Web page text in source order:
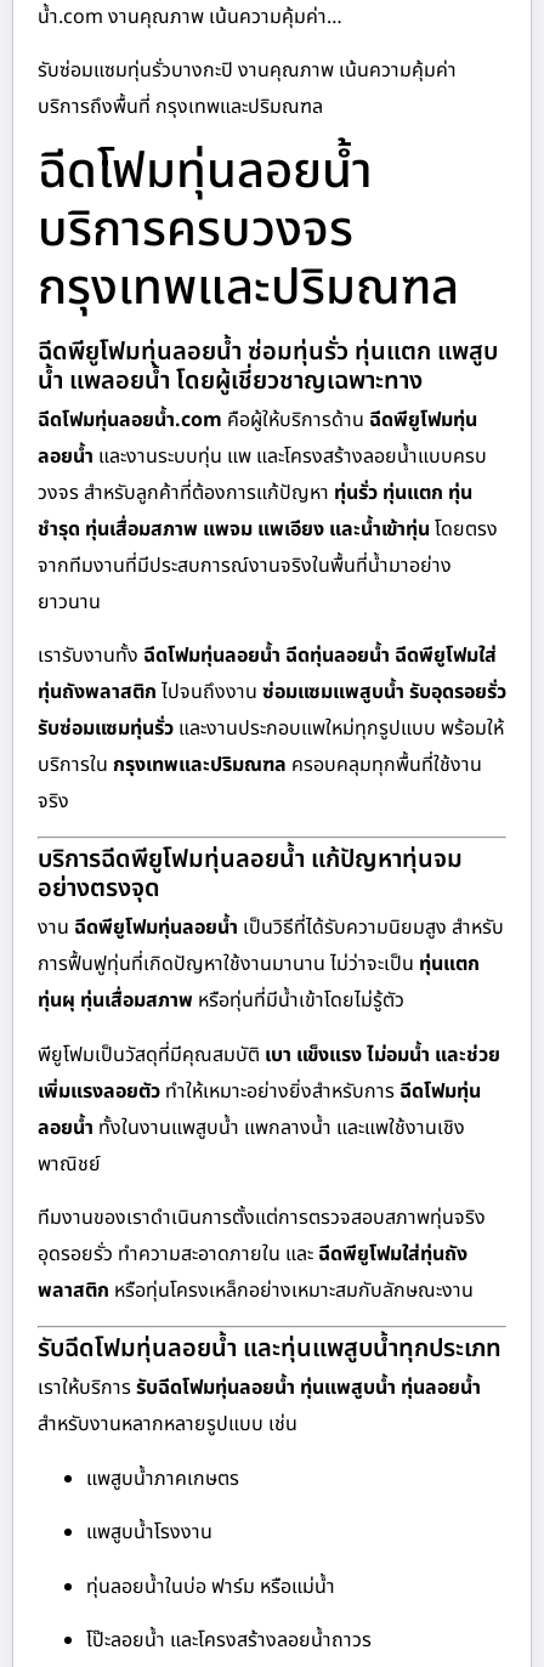
น้ำ.com งานคุณภาพ เน้นความคุ้มค่า…
รับซ่อมแซมทุ่นรั่วบางกะปิ งานคุณภาพ เน้นความคุ้มค่า
บริการถึงพื้นที่ กรุงเทพและปริมณฑล
ฉีดโฟมทุ่นลอยน้ำ
บริการครบวงจร
กรุงเทพและปริมณฑล
ฉีดพียูโฟมทุ่นลอยน้ำ ซ่อมทุ่นรั่ว ทุ่นแตก แพสูบ
น้ำ แพลอยน้ำ โดยผู้เชี่ยวชาญเฉพาะทาง
ฉีดโฟมทุ่นลอยน้ำ.com คือผู้ให้บริการด้าน ฉีดพียูโฟมทุ่น
ลอยน้ำ และงานระบบทุ่น แพ และโครงสร้างลอยน้ำแบบครบ
วงจร สำหรับลูกค้าที่ต้องการแก้ปัญหา ทุ่นรั่ว ทุ่นแตก ทุ่น
ชำรุด ทุ่นเสื่อมสภาพ แพจม แพเอียง และน้ำเข้าทุ่น โดยตรง
จากทีมงานที่มีประสบการณ์งานจริงในพื้นที่น้ำมาอย่าง
ยาวนาน
เรารับงานทั้ง ฉีดโฟมทุ่นลอยน้ำ ฉีดทุ่นลอยน้ำ ฉีดพียูโฟมใส่
ทุ่นถังพลาสติก ไปจนถึงงาน ซ่อมแซมแพสูบน้ำ รับอุดรอยรั่ว
รับซ่อมแซมทุ่นรั่ว และงานประกอบแพใหม่ทุกรูปแบบ พร้อมให้
บริการใน กรุงเทพและปริมณฑล ครอบคลุมทุกพื้นที่ใช้งาน
จริง
บริการฉีดพียูโฟมทุ่นลอยน้ำ แก้ปัญหาทุ่นจม
อย่างตรงจุด
งาน ฉีดพียูโฟมทุ่นลอยน้ำ เป็นวิธีที่ได้รับความนิยมสูง สำหรับ
การฟื้นฟูทุ่นที่เกิดปัญหาใช้งานมานาน ไม่ว่าจะเป็น ทุ่นแตก
ทุ่นผุ ทุ่นเสื่อมสภาพ หรือทุ่นที่มีน้ำเข้าโดยไม่รู้ตัว
พียูโฟมเป็นวัสดุที่มีคุณสมบัติ เบา แข็งแรง ไม่อมน้ำ และช่วย
เพิ่มแรงลอยตัว ทำให้เหมาะอย่างยิ่งสำหรับการ ฉีดโฟมทุ่น
ลอยน้ำ ทั้งในงานแพสูบน้ำ แพกลางน้ำ และแพใช้งานเชิง
พาณิชย์
ทีมงานของเราดำเนินการตั้งแต่การตรวจสอบสภาพทุ่นจริง
อุดรอยรั่ว ทำความสะอาดภายใน และ ฉีดพียูโฟมใส่ทุ่นถัง
พลาสติก หรือทุ่นโครงเหล็กอย่างเหมาะสมกับลักษณะงาน
รับฉีดโฟมทุ่นลอยน้ำ และทุ่นแพสูบน้ำทุกประเภท
เราให้บริการรับฉีดโฟมทุ่นลอยน้ำ ทุ่นแพสูบน้ำ ทุ่นลอยน้ำ
สำหรับงานหลากหลายรูปแบบ เช่น
แพสูบน้ำภาคเกษตร
แพสูบน้ำโรงงาน
ทุ่นลอยน้ำในบ่อ ฟาร์ม หรือแม่น้ำ
โป๊ะลอยน้ำ และโครงสร้างลอยน้ำถาวร